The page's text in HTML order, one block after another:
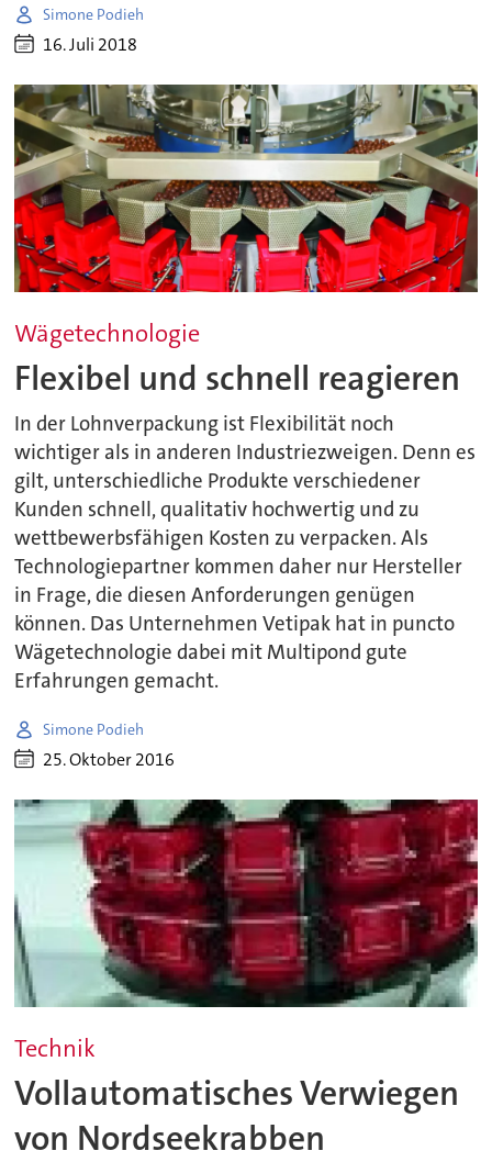
Simone Podieh
16. Juli 2018
Wägetechnologie
Flexibel und schnell reagieren
In der Lohnverpackung ist Flexibilität noch
wichtiger als in anderen Industriezweigen. Denn es
gilt, unterschiedliche Produkte verschiedener
Kunden schnell, qualitativ hochwertig und zu
wettbewerbsfähigen Kosten zu verpacken. Als
Technologiepartner kommen daher nur Hersteller
in Frage, die diesen Anforderungen genügen
können. Das Unternehmen Vetipak hat in puncto
Wägetechnologie dabei mit Multipond gute
Erfahrungen gemacht.
Simone Podieh
25. Oktober 2016
Technik
Vollautomatisches Verwiegen
von Nordseekrabben